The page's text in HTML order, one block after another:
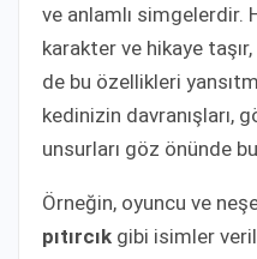
ve anlamlı simgelerdir.
karakter ve hikaye
de bu özellikleri
kedinizin davranışları,
unsurları göz önünde
Örneğin, oyuncu ve
pıtırcık gibi isimler